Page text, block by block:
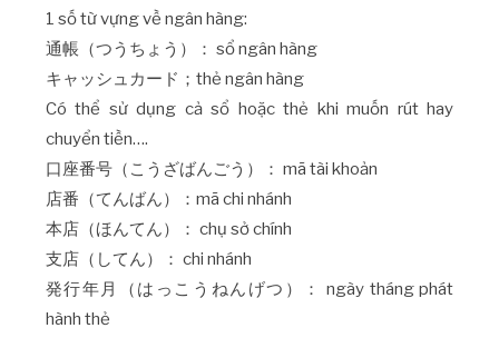
1 số từ vựng về ngân hàng:
通帳（つうちょう）： sổ ngân hàng
キャッシュカード；thẻ ngân hàng
Có thể sử dụng cả sổ hoặc thẻ khi muốn rút hay
chuyển tiền….
口座番号（こうざばんごう）： mã tài khoản
店番（てんばん）：mã chi nhánh
本店（ほんてん）： chụ sở chính
支店（してん）： chi nhánh
発行年月（はっこうねんげつ）： ngày tháng phát
hành thẻ